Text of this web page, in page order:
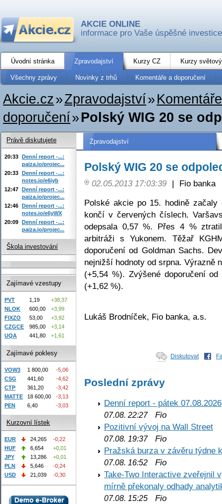
AKCIE ONLINE
informace pro Vaše úspěšné investice
Úvodní stránka Zpravodajství Kurzy CZ Kurzy
Všechny zprávy Novinky z trhů Komentáře a doporučení
Akcie.cz»Zpravodajství»
doporučení»Polský WIG 20 se
Zpravodajství
Polský WIG 20 se
02.05.2013 17:03:39 |
Fio banka
Polské akcie po 15. hodině
končí v červených číslech.
odepsala 0,57 %. Přes 4 %
arbitráži s Yukonem. Těžař
doporučení od Goldman Sachs.
nejnižší hodnoty od srpna. Výrazně
(+5,54 %). Zvýšené doporučení
(+1,62 %).
Lukáš Brodníček, Fio banka, a.s.
Diskutovat
Poslední zprávy
Denní report - pátek 07.08.2026
07.08. 22:27Fio
Pozitivní vývoj na Wall Street
07.08. 19:37Fio
Pražská burza v závěru týdne
07.08. 16:52 Fio
Take-Two Interactive zveřejnil
mírně překonaly odhady
07.08. 15:25 Fio
Právě diskutujete
20:33 Denní report -...:
paiza.io/projec...
20:33 Denní report -...:
notes.io/e6iyb
12:47 Denní report -...:
paiza.io/projec...
12:46 Denní report -...:
notes.io/e6yWX
20:09 Denní report -...:
paiza.io/projec...
Škola investování
Zajímavé vzestupy
PVT 1,19
+38,37
NLOK
600,00
+3,99
FIXZO
53,00
+3,92
CZGCE
985,00
+3,14
UQA
441,80 +1,61
Zajímavé poklesy
VOW3 1 800,00
-5,06
CSG
441,60
-4,62
CTP
361,20
-3,42
MATTE
18 600,00
-3,13
PEN
6,40 -3,03
Kurzovní lístek
EUR 24,265
-0,22
HUF
6,654
+0,01
JPY
13,286
+0,01
PLN
5,646
-0,24
USD
21,039 -0,30